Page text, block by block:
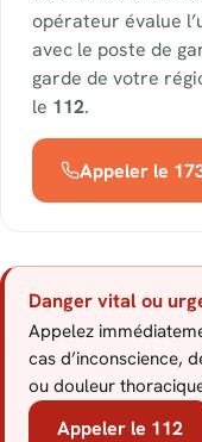
opérateur évalue
avec le poste de
garde de votre
le 112.
Appeler le
Danger vital ou
Appelez
cas d’inconscience,
ou douleur
Appeler le 112